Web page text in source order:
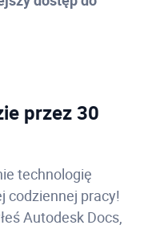
przez 30
technologię
codziennej pracy!
Autodesk Docs,